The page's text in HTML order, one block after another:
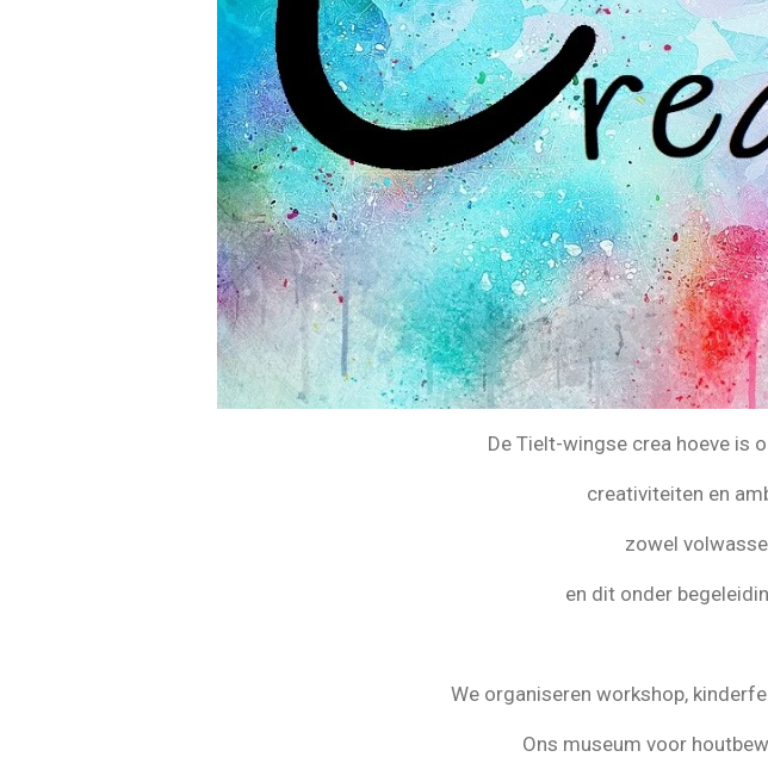
De Tielt-wingse crea hoeve is
creativiteiten en
zowel
en dit onder
We organiseren workshop,
Ons museum voor